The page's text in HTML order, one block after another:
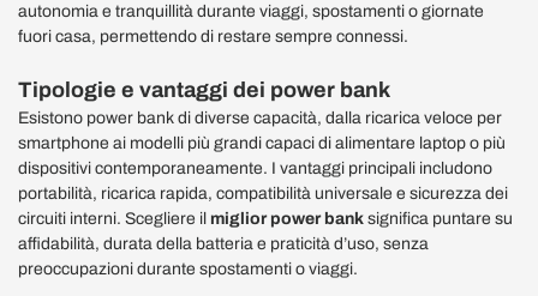
autonomia e tranquillità durante viaggi, spostamenti o giornate
fuori casa, permettendo di restare sempre connessi.
Tipologie e vantaggi dei power bank
Esistono power bank di diverse capacità, dalla ricarica veloce per
smartphone ai modelli più grandi capaci di alimentare laptop o più
dispositivi contemporaneamente. I vantaggi principali includono
portabilità, ricarica rapida, compatibilità universale e sicurezza dei
circuiti interni. Scegliere il miglior power bank significa puntare su
affidabilità, durata della batteria e praticità d’uso, senza
preoccupazioni durante spostamenti o viaggi.